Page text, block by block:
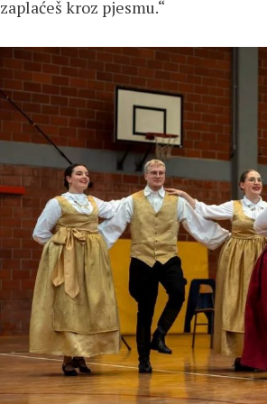
zaplaćeš kroz pjesmu.“